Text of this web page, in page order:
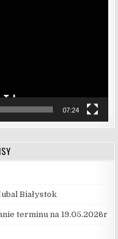
07:24
Białystok
terminu na 19.05.2026r